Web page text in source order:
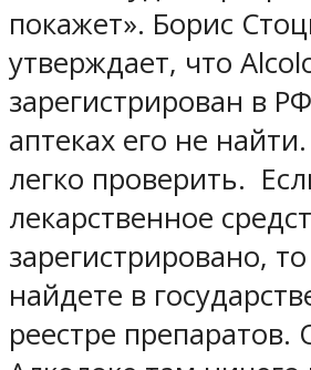
покажет». Борис
утверждает, что
зарегистрирован в
аптеках его не
легко проверить.
лекарственное
зарегистрировано,
найдете в
реестре препаратов.